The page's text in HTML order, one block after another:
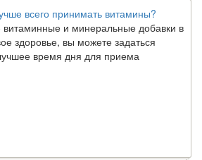
всего принимать витамины?
и минеральные добавки в
здоровье, вы можете задаться
время дня для приема